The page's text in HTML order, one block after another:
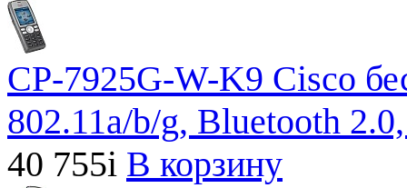
CP-7925G-W-K9 Cisco
802.11a/b/g, Bluetooth
40 755i В корзину